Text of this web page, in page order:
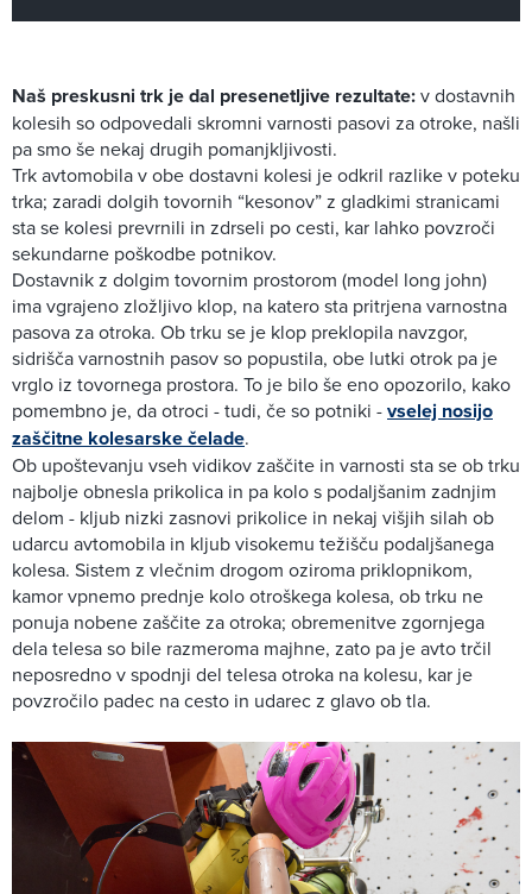
Naš preskusni trk je dal presenetljive rezultate:v dostavnih
kolesih so odpovedali skromni varnosti pasovi za otroke, našli
pa smo še nekaj drugih pomanjkljivosti.
Trk avtomobila v obe dostavni kolesi je odkril razlike v poteku
trka; zaradi dolgih tovornih “kesonov” z gladkimi stranicami
sta se kolesi prevrnili in zdrseli po cesti, kar lahko povzroči
sekundarne poškodbe potnikov.
Dostavnik z dolgim tovornim prostorom (model long john)
ima vgrajeno zložljivo klop, na katero sta pritrjena varnostna
pasova za otroka. Ob trku se je klop preklopila navzgor,
sidrišča varnostnih pasov so popustila, obe lutki otrok pa je
vrglo iz tovornega prostora. To je bilo še eno opozorilo, kako
pomembno je, da otroci - tudi, če so potniki -vselej nosijo
zaščitne kolesarske čelade.
Ob upoštevanju vseh vidikov zaščite in varnosti sta se ob trku
najbolje obnesla prikolica in pa kolo s podaljšanim zadnjim
delom - kljub nizki zasnovi prikolice in nekaj višjih silah ob
udarcu avtomobila in kljub visokemu težišču podaljšanega
kolesa. Sistem z vlečnim drogom oziroma priklopnikom,
kamor vpnemo prednje kolo otroškega kolesa, ob trku ne
ponuja nobene zaščite za otroka; obremenitve zgornjega
dela telesa so bile razmeroma majhne, zato pa je avto trčil
neposredno v spodnji del telesa otroka na kolesu, kar je
povzročilo padec na cesto in udarec z glavo ob tla.